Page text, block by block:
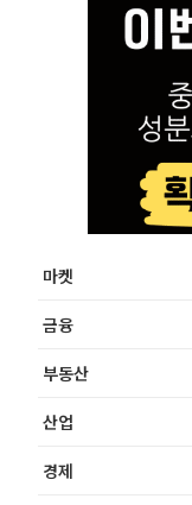
마켓
금융
부동산
산업
경제